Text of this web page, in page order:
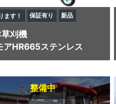
ます！ 保証有り 新品
草刈機
アHR665ステンレス
整備中